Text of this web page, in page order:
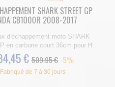
SHARK STREET GP
CB1000R 2008-2017
d'échappement moto SHARK
en carbone court 36cm pour H...
€ 509.95 € -5%
Fabriqué de 7 à 30 jours